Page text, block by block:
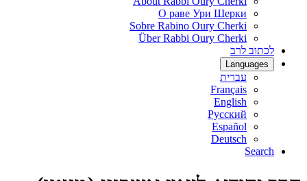
О раве Ури Шерки
Sobre Rabino Oury Cherki
Über Rabbi Oury Cherki
לכתוב לרב
Languages
עברית
Français
English
Русский
Español
Deutsch
Search